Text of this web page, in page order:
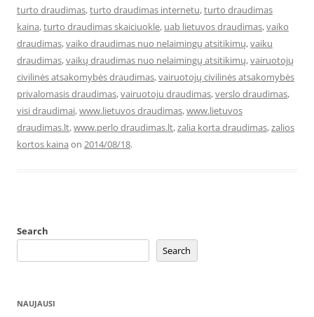
turto draudimas,turto draudimas internetu,turto draudimas
kaina,turto draudimas skaiciuokle, uab lietuvos draudimas,vaiko
draudimas,vaiko draudimas nuo nelaimingų atsitikimų,vaiku
draudimas,vaikų draudimas nuo nelaimingų atsitikimų,vairuotojų
civilinės atsakomybės draudimas,vairuotojų civilinės atsakomybės
privalomasis draudimas,vairuotoju draudimas,verslo draudimas,
visi draudimai,www.lietuvos draudimas,www.lietuvos
draudimas.lt,www.perlo draudimas.lt,zalia korta draudimas,zalios
kortos kaina on 2014/08/18.
Search
Search
NAUJAUSI